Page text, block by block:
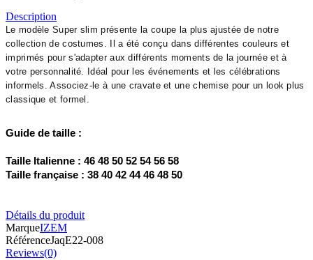
Description
Le modèle Super slim présente la coupe la plus ajustée de notre
collection de costumes. Il a été conçu dans différentes couleurs et
imprimés pour s'adapter aux différents moments de la journée et à
votre personnalité. Idéal pour les événements et les célébrations
informels. Associez-le à une cravate et une chemise pour un look plus
classique et formel.
Guide de taille :
Taille Italienne : 46 48 50 52 54 56 58
Taille française : 38 40 42 44 46 48 50
Détails du produit
MarqueIZEM
RéférenceJaqE22-008
Reviews(0)